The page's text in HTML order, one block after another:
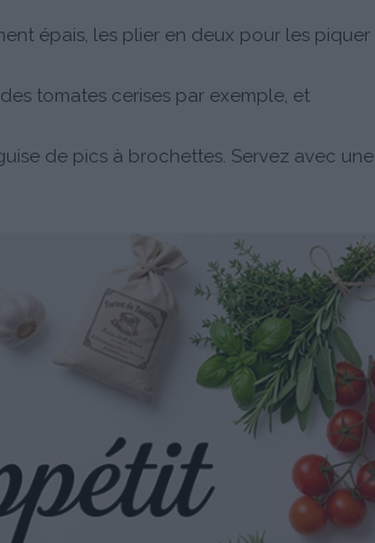
épais, les plier en deux pour les piquer
tomates cerises par exemple, et
de pics à brochettes. Servez avec une